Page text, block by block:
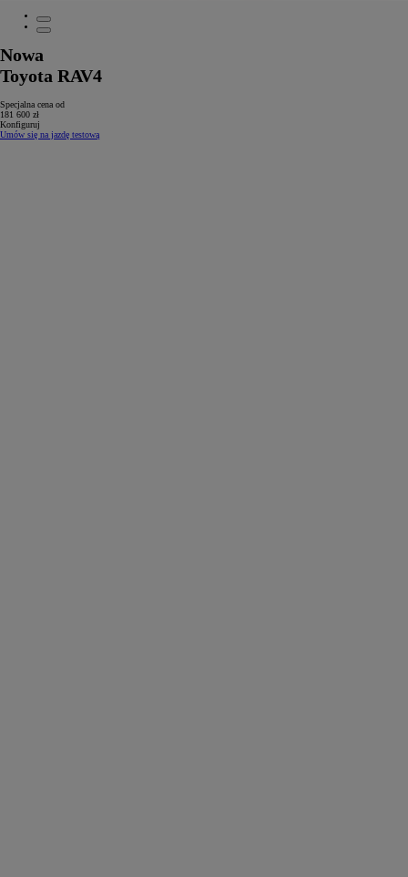
Nowa
Toyota RAV4
Specjalna cena od
181 600 zł
Konfiguruj
Umów się na jazdę testową